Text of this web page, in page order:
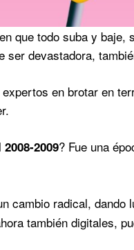
que todo suba y
devastadora,
en brotar en
2009? Fue una
cambio radical, dando
también digitales,